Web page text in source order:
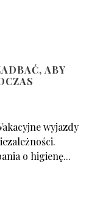
ABY
wyjazdy
o higienę...